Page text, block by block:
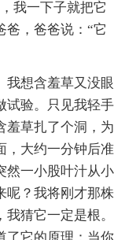
我一下子就把它
爸，爸爸说：“它
我想含羞草又没眼
试验。只见我轻手
羞草扎了个洞，为
，大约一分钟后准
然一小股叶汁从小
呢？我将刚才那株
猜它一定是根。
了它的原理：当你